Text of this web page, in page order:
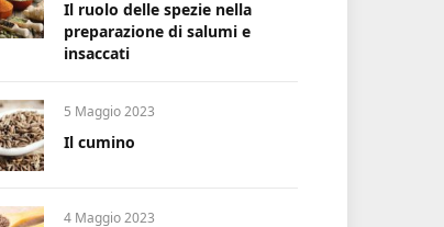
Il ruolo delle spezie nella
preparazione di salumi e
insaccati
5 Maggio 2023
Il cumino
4 Maggio 2023